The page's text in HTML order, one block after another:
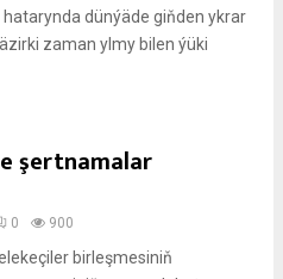
dünýäde giňden ykrar
zaman ylmy bilen ýüki
şertnamalar
0 900
birleşmesiniň